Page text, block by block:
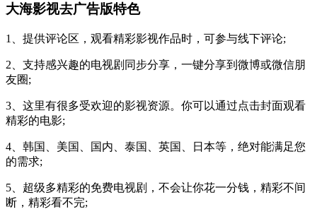
大海影视去广告版特色
1、提供评论区，观看精彩影视作品时，可参与线下评论;
2、支持感兴趣的电视剧同步分享，一键分享到微博或微信朋
友圈;
3、这里有很多受欢迎的影视资源。你可以通过点击封面观看
精彩的电影;
4、韩国、美国、国内、泰国、英国、日本等，绝对能满足您
的需求;
5、超级多精彩的免费电视剧，不会让你花一分钱，精彩不间
断，精彩看不完;